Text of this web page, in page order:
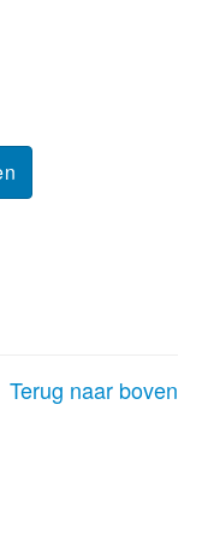
Terug naar boven